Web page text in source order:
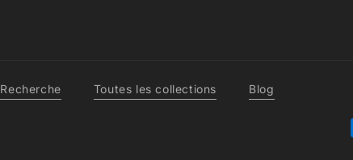
Recherche Toutes les collections Blog